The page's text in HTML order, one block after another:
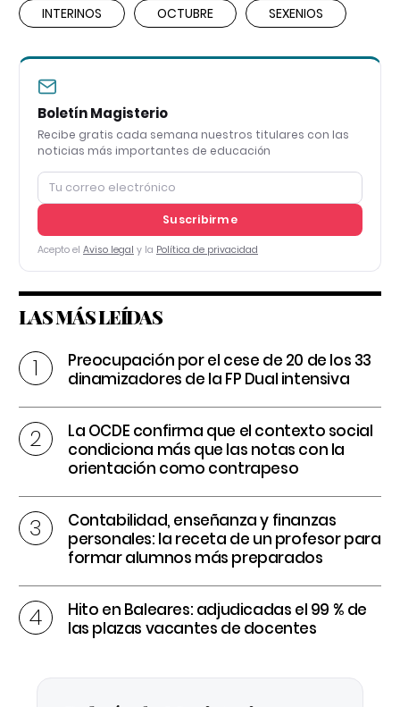
INTERINOS OCTUBRE SEXENIOS
Boletín Magisterio
Recibe gratis cada semana nuestros titulares con las
noticias más importantes de educación
Suscribirme
Acepto el Aviso legal y la Política de privacidad
LAS MÁS LEÍDAS
Preocupación por el cese de 20 de los 33
dinamizadores de la FP Dual intensiva
La OCDE confirma que el contexto social
condiciona más que las notas con la
orientación como contrapeso
Contabilidad, enseñanza y finanzas
personales: la receta de un profesor para
formar alumnos más preparados
Hito en Baleares: adjudicadas el 99 % de
las plazas vacantes de docentes